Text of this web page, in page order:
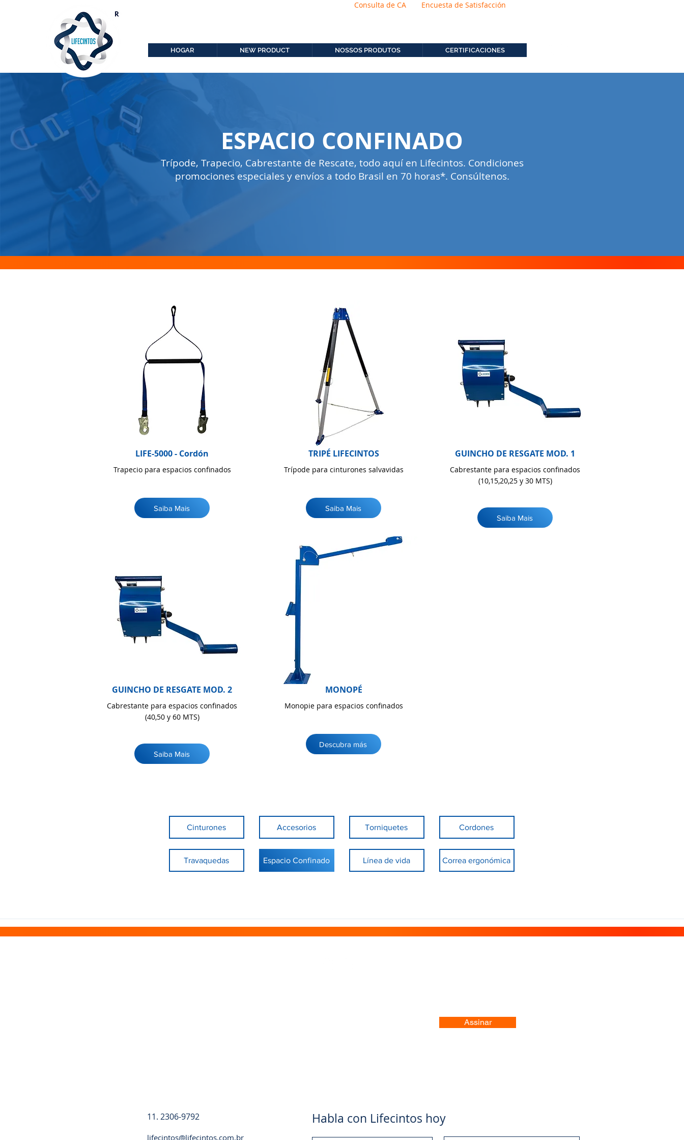
HOGAR NEW PRODUCT NOSSOS PRODUTOS CERTIFICACIONES
Consulta de CA Encuesta de Satisfacción
ESPACIO CONFINADO
Trípode, Trapecio, Cabrestante de Rescate, todo aquí en Lifecintos. Condiciones
promociones especiales y envíos a todo Brasil en 70 horas*. Consúltenos.
LIFE-5000 - Cordón
Trapecio para espacios confinados
Saiba Mais
GUINCHO DE RESGATE MOD. 2
Cabrestante para espacios confinados
(40,50 y 60 MTS)
Saiba Mais
TRIPÉ LIFECINTOS
Trípode para cinturones salvavidas
Saiba Mais
MONOPÉ
Monopie para espacios confinados
Descubra más
GUINCHO DE RESGATE MOD. 1
Cabrestante para espacios confinados
(10,15,20,25 y 30 MTS)
Saiba Mais
Cinturones
Travaquedas
Accesorios
Espacio Confinado
Torniquetes
Línea de vida
Cordones
Correa ergonómica
Assinar
11. 2306-9792
lifecintos@lifecintos.com.br
Habla con Lifecintos hoy